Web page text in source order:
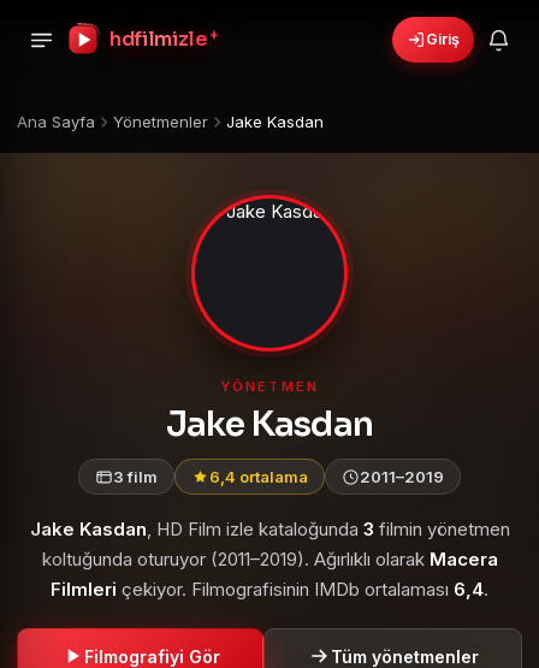
hdfilmizle + Giriş
Ana Sayfa Yönetmenler Jake Kasdan
YÖNETMEN
Jake Kasdan
3 film 6,4 ortalama 2011–2019
Jake Kasdan, HD Film izle kataloğunda 3 filmin yönetmen
koltuğunda oturuyor (2011–2019). Ağırlıklı olarak Macera
Filmleri çekiyor. Filmografisinin IMDb ortalaması 6,4.
Filmografiyi Gör Tüm yönetmenler